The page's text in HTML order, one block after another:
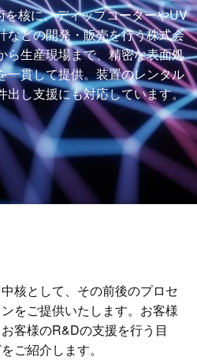
核に、ディップコーターやUV
などの開発・販売を行う株式会
ら生産現場まで、精密な表面処
一貫して提供。装置のレンタル
出し支援にも対応しています。
核として、その前後のプロセ
をご提供いたします。お客様
客様のR&Dの支援を行う目
ご紹介します。